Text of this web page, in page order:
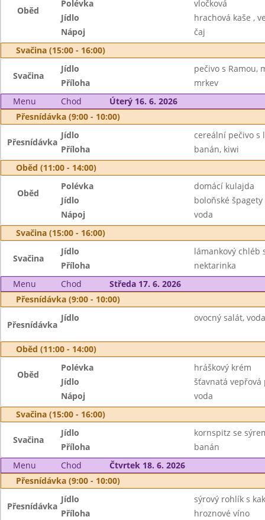
Oběd
Polévka
vločková
Jídlo
hrachová kaše ,
Nápoj
čaj
Svačina (15:00 - 16:00)
Svačina
Jídlo
pečivo s Ramou,
Příloha
mrkev
Menu
Chod
Úterý 16. 6. 2026
Přesnídávka (9:00 - 10:00)
Přesnídávka
Jídlo
cereální pečivo s
Příloha
banán, kiwi
Oběd (11:00 - 14:00)
Oběd
Polévka
domácí kulajda
Jídlo
boloňské
Nápoj
voda
Svačina (15:00 - 16:00)
Svačina
Jídlo
lámankový chléb
Příloha
nektarinka
Menu
Chod
Středa 17. 6. 2026
Přesnídávka (9:00 - 10:00)
Přesnídávka
Jídlo ovocný salát, voda
Oběd (11:00 - 14:00)
Oběd
Polévka
hráškový krém
Jídlo
šťavnatá vepřová
Nápoj
voda
Svačina (15:00 - 16:00)
Svačina
Jídlo
kornspitz se
Příloha
banán
Menu
Chod
Čtvrtek 18. 6. 2026
Přesnídávka (9:00 - 10:00)
Přesnídávka
Jídlo
sýrový rohlík s
Příloha
hroznové víno